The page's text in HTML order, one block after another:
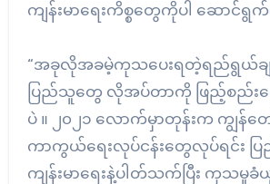
ကျန်းမာရေးကိစ္စတွေကိုပါ ဆောင်ရွက်
“အခုလိုအခမဲ့ကုသပေးရတဲ့ရည်ရွယ်
ပြည်သူတွေ လိုအပ်တာကို ဖြည့်စည်းပ
ပဲ ။ ၂၀၂၁ လောက်မှာတုန်းက ကျွန်တ
ကာကွယ်ရေးလုပ်ငန်းတွေလုပ်ရင်း ပ
ကျန်းမာရေးနဲ့ပါတ်သက်ပြီး ကုသ